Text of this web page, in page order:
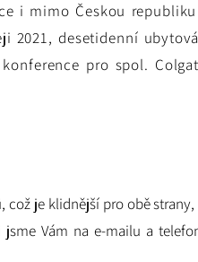
i mimo Českou
2021, desetidenní
pro spol.
je klidnější pro obě
Vám na e-mailu a